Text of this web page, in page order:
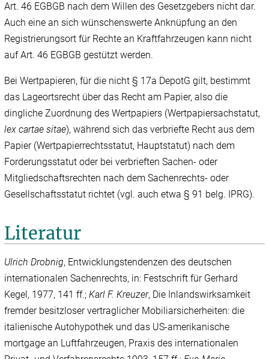
Art. 46 EGBGB nach dem Willen des Gesetzgebers nicht dar.
Auch eine an sich wünschenswerte Anknüpfung an den
Registrierungsort für Rechte an Kraftfahrzeugen kann nicht
auf Art. 46 EGBGB gestützt werden.
Bei Wertpapieren, für die nicht § 17a DepotG gilt, bestimmt
das Lageortsrecht über das Recht am Papier, also die
dingliche Zuordnung des Wertpapiers (Wertpapiersachstatut,
lex cartae sitae), während sich das verbriefte Recht aus dem
Papier (Wertpapierrechtsstatut, Hauptstatut) nach dem
Forderungsstatut oder bei verbrieften Sachen- oder
Mitgliedschaftsrechten nach dem Sachenrechts- oder
Gesellschaftsstatut richtet (vgl. auch etwa § 91 belg. IPRG).
Literatur
Ulrich Drobnig, Entwicklungstendenzen des deutschen
internationalen Sachenrechts, in: Festschrift für Gerhard
Kegel, 1977, 141 ff.;Karl F. Kreuzer, Die Inlandswirksamkeit
fremder besitzloser vertraglicher Mobiliarsicherheiten: die
italienische Autohypothek und das US-amerikanische
mortgage an Luftfahrzeugen, Praxis des internationalen